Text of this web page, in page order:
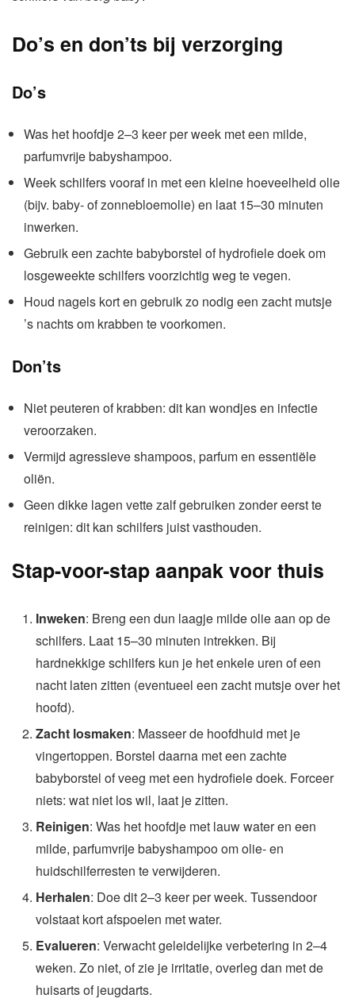
Do’s en don’ts bij verzorging
Do’s
Was het hoofdje 2–3 keer per week met een milde,
parfumvrije babyshampoo.
Week schilfers vooraf in met een kleine hoeveelheid olie
(bijv. baby- of zonnebloemolie) en laat 15–30 minuten
inwerken.
Gebruik een zachte babyborstel of hydrofiele doek om
losgeweekte schilfers voorzichtig weg te vegen.
Houd nagels kort en gebruik zo nodig een zacht mutsje
’s nachts om krabben te voorkomen.
Don’ts
Niet peuteren of krabben: dit kan wondjes en infectie
veroorzaken.
Vermijd agressieve shampoos, parfum en essentiële
oliën.
Geen dikke lagen vette zalf gebruiken zonder eerst te
reinigen: dit kan schilfers juist vasthouden.
Stap-voor-stap aanpak voor thuis
Inweken: Breng een dun laagje milde olie aan op de
schilfers. Laat 15–30 minuten intrekken. Bij
hardnekkige schilfers kun je het enkele uren of een
nacht laten zitten (eventueel een zacht mutsje over het
hoofd).
Zacht losmaken: Masseer de hoofdhuid met je
vingertoppen. Borstel daarna met een zachte
babyborstel of veeg met een hydrofiele doek. Forceer
niets: wat niet los wil, laat je zitten.
Reinigen: Was het hoofdje met lauw water en een
milde, parfumvrije babyshampoo om olie- en
huidschilferresten te verwijderen.
Herhalen: Doe dit 2–3 keer per week. Tussendoor
volstaat kort afspoelen met water.
Evalueren: Verwacht geleidelijke verbetering in 2–4
weken. Zo niet, of zie je irritatie, overleg dan met de
huisarts of jeugdarts.